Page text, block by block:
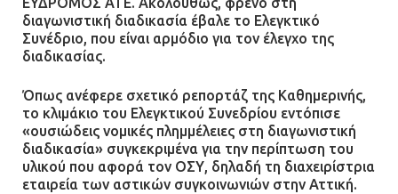
διαγωνιστική διαδικασία έβαλε το Ελεγκτικό
Συνέδριο, που είναι αρμόδιο για τον έλεγχο της
διαδικασίας.
Όπως ανέφερε σχετικό ρεπορτάζ της Καθημερινής,
το κλιμάκιο του Ελεγκτικού Συνεδρίου εντόπισε
«ουσιώδεις νομικές πλημμέλειες στη διαγωνιστική
διαδικασία» συγκεκριμένα για την περίπτωση του
υλικού που αφορά τον ΟΣΥ, δηλαδή τη διαχειρίστρια
εταιρεία των αστικών συγκοινωνιών στην Αττική.